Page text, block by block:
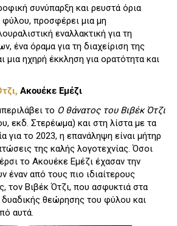
συνύπαρξη και ρευστά όρια
φύλου, προσφέρει μια μη
εναλλακτική για τη
ένα όραμα για τη διαχείριση της
μια ηχηρή έκκληση για ορατότητα και
Ακουέκε Εμέζι
το Ο θάνατος του Βιβέκ Ότζι
εκδ. Στερέωμα) και στη λίστα με τα
για το 2023, η επανάληψη είναι μήτηρ
της καλής λογοτεχνίας. Όσοι
το Ακουέκε Εμέζι έχασαν την
έναν από τους πιο ιδιαίτερους
τον Βιβέκ Ότζι, που ασφυκτιά στα
δυαδικής θεώρησης του φύλου και
αυτά.